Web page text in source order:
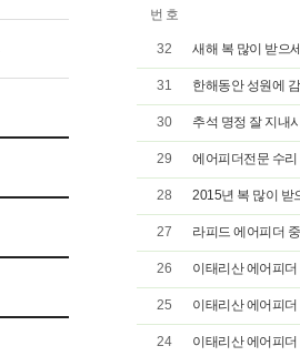
번 호
32 새해 복 많이 받으
31 한해동안 성원에
30 추석 명정 잘 지내
29 에어피더전문 수
28 2015년 복 많이 받
27 라피드 에어피더
26 이태리산 에어피
25 이태리산 에어피
24 이태리산 에어피